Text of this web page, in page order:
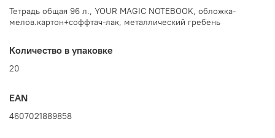
Тетрадь общая 96 л., YOUR MAGIC NOTEBOOK, обложка-
мелов.картон+соффтач-лак, металлический гребень
Количество в упаковке
20
EAN
4607021889858